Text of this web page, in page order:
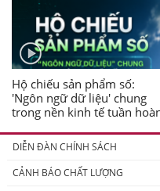
Hộ chiếu sản phẩm số:
'Ngôn ngữ dữ liệu' chung
trong nền kinh tế tuần
DIỄN ĐÀN CHÍNH SÁCH
CẢNH BÁO CHẤT LƯỢNG